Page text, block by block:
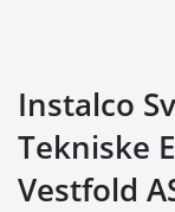
Instalco
Tekniske
Vestfold